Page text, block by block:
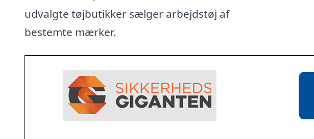
udvalgte tøjbutikker sælger arbejdstøj af
bestemte mærker.